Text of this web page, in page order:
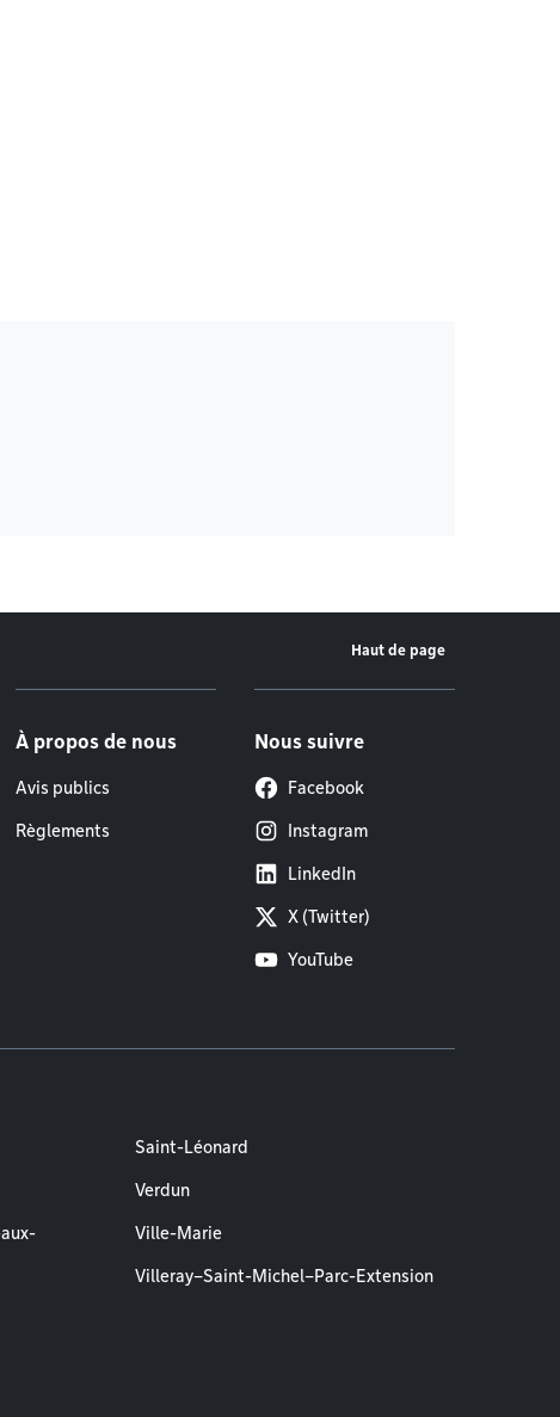
Haut de page
À propos de nous
Avis publics
Règlements
Nous suivre
Facebook
Instagram
LinkedIn
X (Twitter)
YouTube
Saint-Léonard
Verdun
Ville-Marie
Villeray–Saint-Michel–Parc-Extension